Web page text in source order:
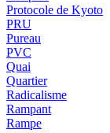
Protocole de Kyoto
PRU
Pureau
PVC
Quai
Quartier
Radicalisme
Rampant
Rampe